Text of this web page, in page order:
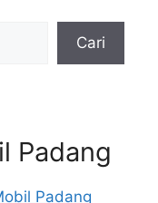
Cari
Padang
Padang